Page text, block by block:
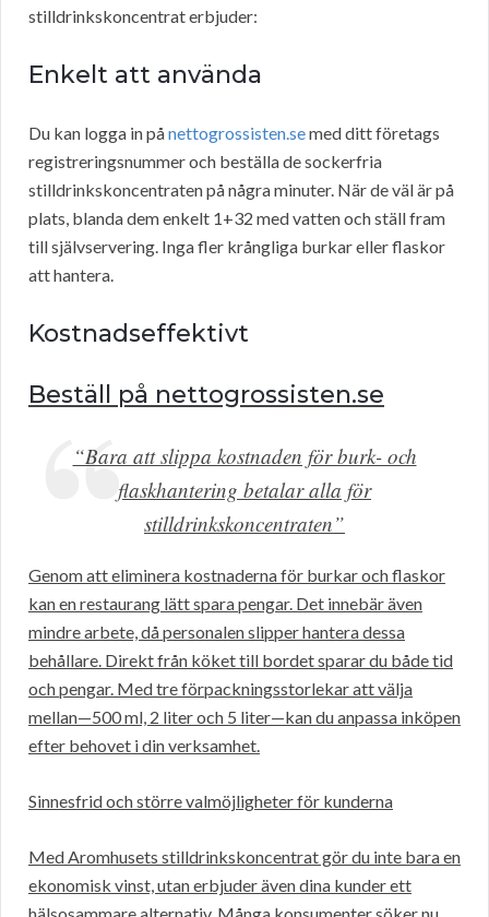
stilldrinkskoncentrat erbjuder:
Enkelt att använda
Du kan logga in pånettogrossisten.semed ditt företags
registreringsnummer och beställa de sockerfria
stilldrinkskoncentraten på några minuter. När de väl är på
plats, blanda dem enkelt 1+32 med vatten och ställ fram
till självservering. Inga fler krångliga burkar eller flaskor
att hantera.
Kostnadseffektivt
Beställ på nettogrossisten.se
“Bara att slippa kostnaden för burk- och
flaskhantering betalar alla för
stilldrinkskoncentraten”
Genom att eliminera kostnaderna för burkar och flaskor
kan en restaurang lätt spara pengar. Det innebär även
mindre arbete, då personalen slipper hantera dessa
behållare. Direkt från köket till bordet sparar du både tid
och pengar. Med tre förpackningsstorlekar att välja
mellan—500 ml, 2 liter och 5 liter—kan du anpassa inköpen
efter behovet i din verksamhet.
Sinnesfrid och större valmöjligheter för kunderna
Med Aromhusets stilldrinkskoncentrat gör du inte bara en
ekonomisk vinst, utan erbjuder även dina kunder ett